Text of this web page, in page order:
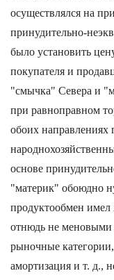
осуществлялся на
принудительно-
было установить
покупателя и
"смычка" Севера и
при равноправном
обоих
основе
"материк" обоюдно
продуктообмен имел
отнюдь не меновыми
рыночные
амортизация и т. д.,